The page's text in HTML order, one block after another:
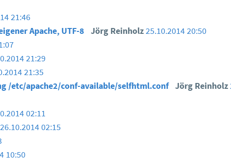
21:46
Apache, UTF-8 Jörg Reinholz25.10.2014 20:50
21:29
21:35
/etc/apache2/conf-available/selfhtml.conf Jörg Reinholz
02:11
26.10.2014 02:15
10:50